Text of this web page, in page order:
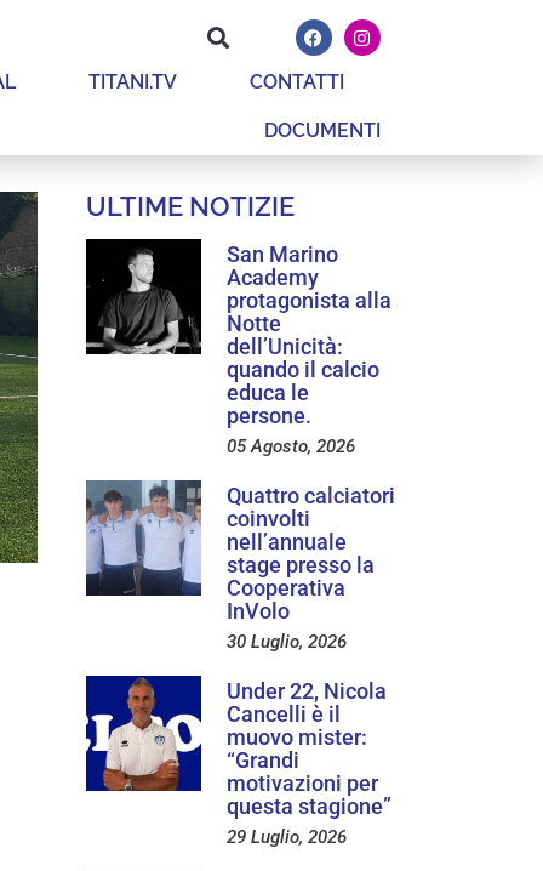
TITANI.TV CONTATTI
DOCUMENTI
ULTIME NOTIZIE
San Marino
Academy
protagonista alla
Notte
dell’Unicità:
quando il calcio
educa le
persone.
05 Agosto, 2026
Quattro calciatori
coinvolti
nell’annuale
stage presso la
Cooperativa
InVolo
30 Luglio, 2026
Under 22, Nicola
Cancelli è il
muovo mister:
“Grandi
motivazioni per
questa stagione”
29 Luglio, 2026